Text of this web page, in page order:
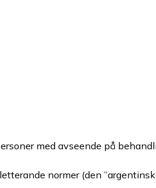
med avseende på
normer (den